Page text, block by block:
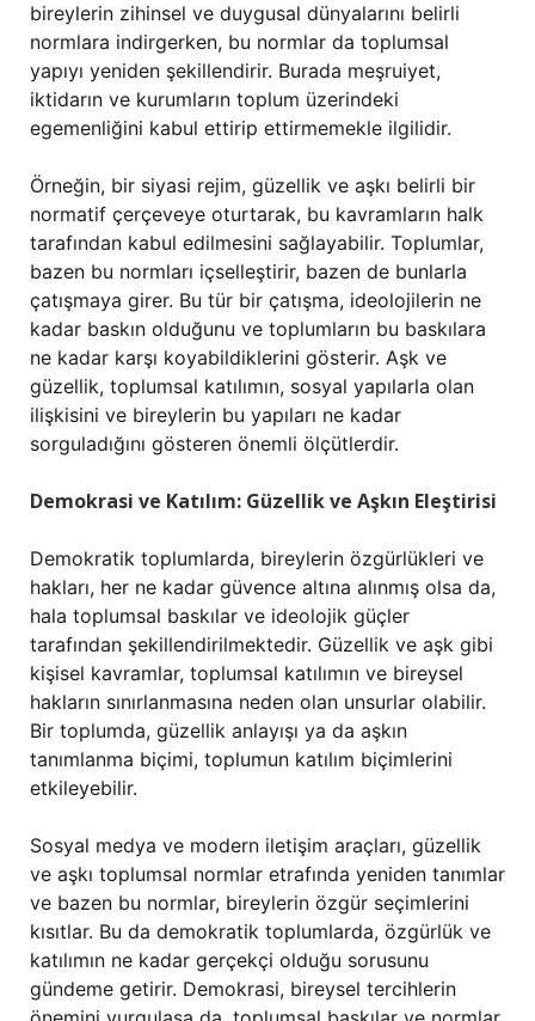
bireylerin zihinsel ve duygusal dünyalarını belirli
normlara indirgerken, bu normlar da toplumsal
yapıyı yeniden şekillendirir. Burada meşruiyet,
iktidarın ve kurumların toplum üzerindeki
egemenliğini kabul ettirip ettirmemekle ilgilidir.
Örneğin, bir siyasi rejim, güzellik ve aşkı belirli bir
normatif çerçeveye oturtarak, bu kavramların halk
tarafından kabul edilmesini sağlayabilir. Toplumlar,
bazen bu normları içselleştirir, bazen de bunlarla
çatışmaya girer. Bu tür bir çatışma, ideolojilerin ne
kadar baskın olduğunu ve toplumların bu baskılara
ne kadar karşı koyabildiklerini gösterir. Aşk ve
güzellik, toplumsal katılımın, sosyal yapılarla olan
ilişkisini ve bireylerin bu yapıları ne kadar
sorguladığını gösteren önemli ölçütlerdir.
Demokrasi ve Katılım: Güzellik ve Aşkın Eleştirisi
Demokratik toplumlarda, bireylerin özgürlükleri ve
hakları, her ne kadar güvence altına alınmış olsa da,
hala toplumsal baskılar ve ideolojik güçler
tarafından şekillendirilmektedir. Güzellik ve aşk gibi
kişisel kavramlar, toplumsal katılımın ve bireysel
hakların sınırlanmasına neden olan unsurlar olabilir.
Bir toplumda, güzellik anlayışı ya da aşkın
tanımlanma biçimi, toplumun katılım biçimlerini
etkileyebilir.
Sosyal medya ve modern iletişim araçları, güzellik
ve aşkı toplumsal normlar etrafında yeniden tanımlar
ve bazen bu normlar, bireylerin özgür seçimlerini
kısıtlar. Bu da demokratik toplumlarda, özgürlük ve
katılımın ne kadar gerçekçi olduğu sorusunu
gündeme getirir. Demokrasi, bireysel tercihlerin